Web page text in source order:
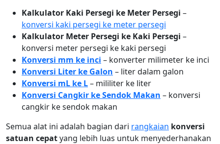
Kalkulator Kaki Persegi ke Meter Persegi –
konversi kaki persegi ke meter persegi
Kalkulator Meter Persegi ke Kaki Persegi –
konversi meter persegi ke kaki persegi
Konversi mm ke inci – konverter milimeter ke inci
Konversi Liter ke Galon – liter dalam galon
Konversi mL ke L– mililiter ke liter
Konversi Cangkir ke Sendok Makan – konversi
cangkir ke sendok makan
Semua alat ini adalah bagian dari rangkaian konversi
satuan cepatyang lebih luas untuk menyederhanakan